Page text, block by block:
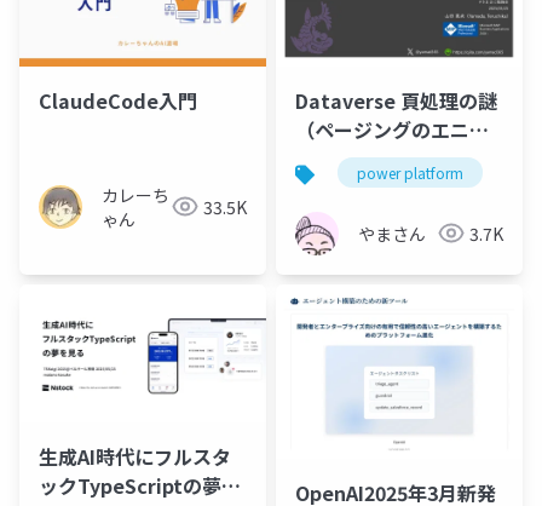
ClaudeCode入門
カレーち
ゃん
33.5K
Dataverse 頁処理の謎
（ページングのエニグ
マ）
power platform
やまさん 3.7K
生成AI時代にフルスタ
ックTypeScriptの夢を
OpenAI2025年3月新発